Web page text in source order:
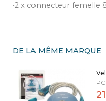
•2 x connecteur femelle
DE LA MÊME MARQUE